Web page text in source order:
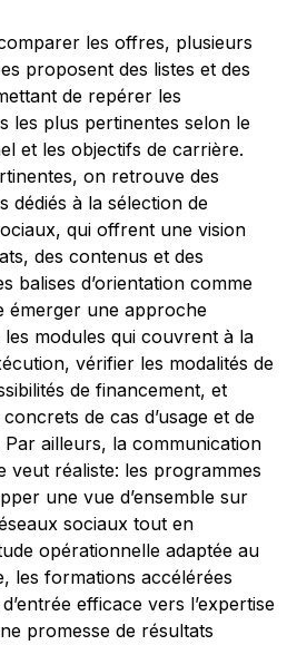
les offres, plusieurs
proposent des listes et des
de repérer les
les plus pertinentes selon le
et les objectifs de carrière.
on retrouve des
dédiés à la sélection de
qui offrent une vision
des contenus et des
balises d’orientation comme
émerger une approche
modules qui couvrent à la
vérifier les modalités de
de financement, et
de cas d’usage et de
Par ailleurs, la communication
veut réaliste: les programmes
une vue d’ensemble sur
sociaux tout en
opérationnelle adaptée au
les formations accélérées
efficace vers l’expertise
promesse de résultats